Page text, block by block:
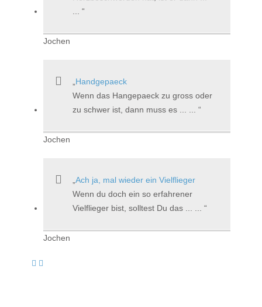
Jochen
Handgepaeck
Wenn das Hangepaeck zu gross oder
zu schwer ist, dann muss es ... ...
Jochen
Ach ja, mal wieder ein Vielflieger
Wenn du doch ein so erfahrener
Vielflieger bist, solltest Du das ... ...
Jochen